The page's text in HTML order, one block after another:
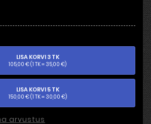
LISA KORVI 3 TK
105,00 € (1 TK = 35,00 €)
LISA KORVI 5 TK
150,00 € (1 TK = 30,00 €)
arvustus